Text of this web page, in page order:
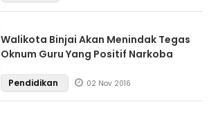
Walikota Binjai Akan Menindak Tegas
Oknum Guru Yang Positif Narkoba
Pendidikan 02 Nov 2016